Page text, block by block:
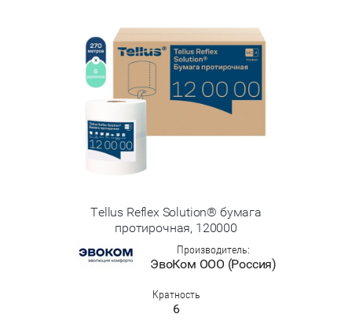
Tellus Reflex Solution® бумага
протирочная, 120000
Производитель:
ЭвоКом ООО (Россия)
Кратность
6